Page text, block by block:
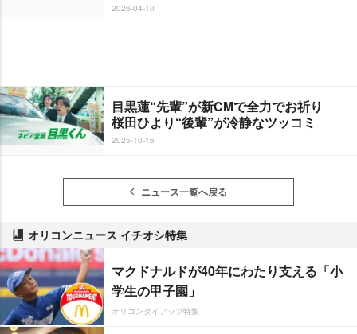
2026-04-10
目黒蓮“先輩”が新CMで全力でお祈り
桜田ひより“後輩”が冷静なツッコミ
2025-10-16
ニュース一覧へ戻る
オリコンニュース イチオシ特集
マクドナルドが40年にわたり支える「小
学生の甲子園」
オリコンタイアップ特集